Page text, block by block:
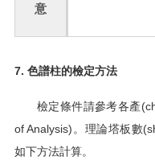
意
7. 色譜柱的檢定方法
檢定條件請參考各產
of Analysis)。理論塔板
如下方法計算。